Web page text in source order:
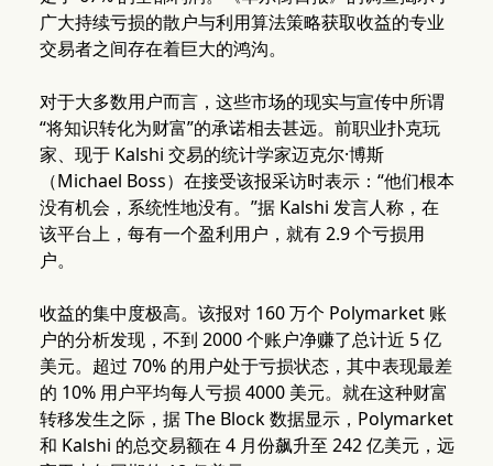
广大持续亏损的散户与利用算法策略获取收益的专业
交易者之间存在着巨大的鸿沟。
对于大多数用户而言，这些市场的现实与宣传中所谓
“将知识转化为财富”的承诺相去甚远。前职业扑克玩
家、现于 Kalshi 交易的统计学家迈克尔·博斯
（Michael Boss）在接受该报采访时表示：“他们根本
没有机会，系统性地没有。”据 Kalshi 发言人称，在
该平台上，每有一个盈利用户，就有 2.9 个亏损用
户。
收益的集中度极高。该报对 160 万个 Polymarket 账
户的分析发现，不到 2000 个账户净赚了总计近 5 亿
美元。超过 70% 的用户处于亏损状态，其中表现最差
的 10% 用户平均每人亏损 4000 美元。就在这种财富
转移发生之际，据 The Block 数据显示，Polymarket
和 Kalshi 的总交易额在 4 月份飙升至 242 亿美元，远